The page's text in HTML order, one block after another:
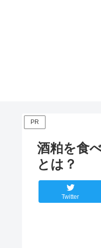
PR
酒粕を食
とは？
Twitter